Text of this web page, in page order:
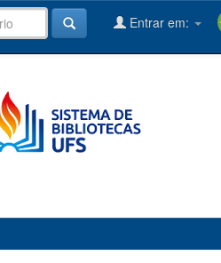
Entrar em: